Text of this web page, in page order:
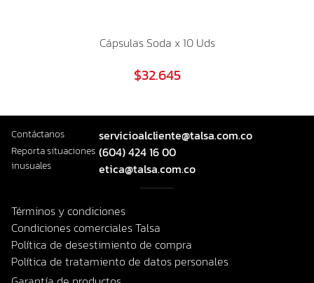
Cápsulas Soda x 10 Uds
$32.645
Contáctanos servicioalcliente@talsa.com.co
Reporta situaciones
inusuales
(604) 424 16 00
etica@talsa.com.co
Términos y condiciones
Condiciones comerciales Talsa
Política de desestimiento de compra
Política de tratamiento de datos personales